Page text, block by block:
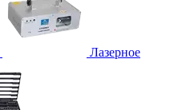
Лазерное